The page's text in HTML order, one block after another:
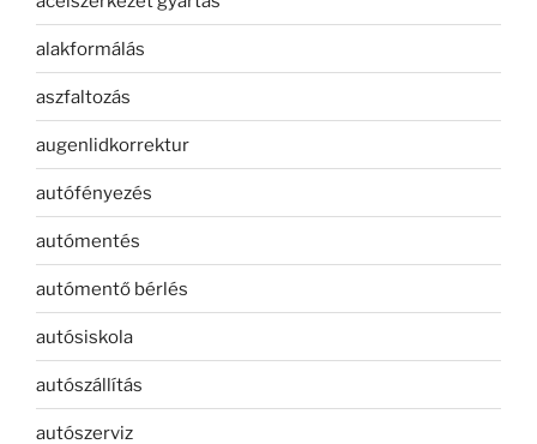
alakformálás
aszfaltozás
augenlidkorrektur
autófényezés
autómentés
autómentő bérlés
autósiskola
autószállítás
autószerviz